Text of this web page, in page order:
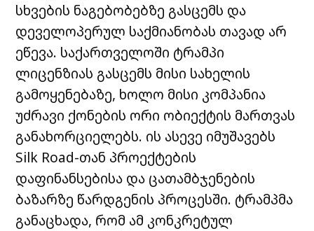
სხვების ნაგებობებზე გასცემს და
დეველოპერულ საქმიანობას თავად არ
ეწევა. საქართველოში ტრამპი
ლიცენზიას გასცემს მისი სახელის
გამოყენებაზე, ხოლო მისი კომპანია
უძრავი ქონების ორი ობიექტის მართვას
განახორციელებს. ის ასევე იმუშავებს
Silk Road-თან პროექტების
დაფინანსებისა და ცათამბჯენების
ბაზარზე წარდგენის პროცესში. ტრამპმა
განაცხადა, რომ ამ კონკრეტულ